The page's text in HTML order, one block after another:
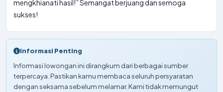
mengkhianati hasil!” Semangat berjuang dan semoga
sukses!
Informasi Penting
Informasi lowongan ini dirangkum dari berbagai sumber
terpercaya. Pastikan kamu membaca seluruh persyaratan
dengan seksama sebelum melamar. Kami tidak memungut